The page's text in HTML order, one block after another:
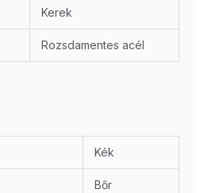
Kerek
Rozsdamentes acél
Kék
Bőr